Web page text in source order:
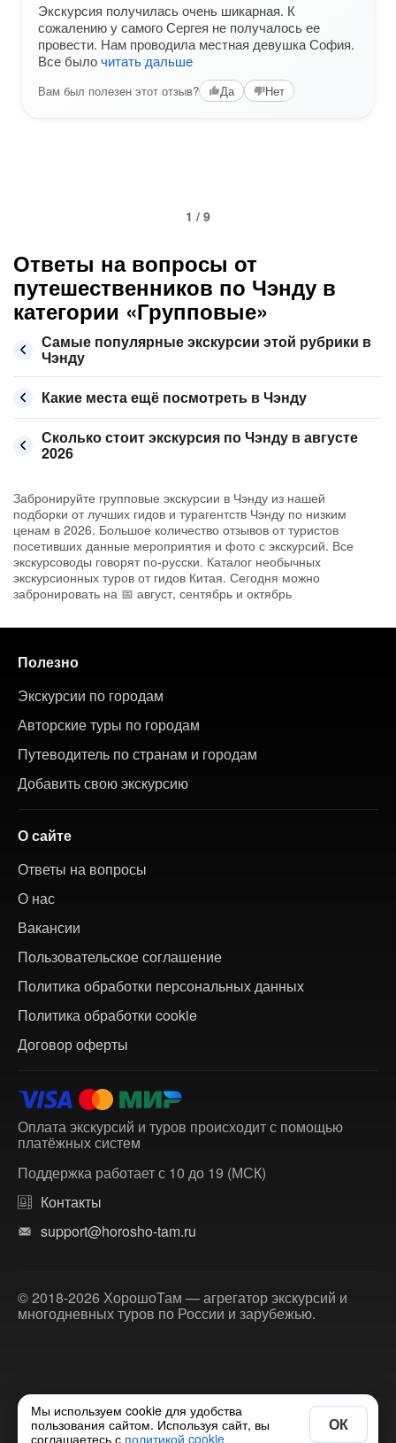
Экскурсия получилась очень шикарная. К
сожалению у самого Сергея не получалось ее
провести. Нам проводила местная девушка София.
Все былочитать дальше
Вам был полезен этот отзыв? Да Нет
1 / 9
Ответы на вопросы от
путешественников по Чэнду в
категории «Групповые»
Самые популярные экскурсии этой рубрики в
Чэнду
Какие места ещё посмотреть в Чэнду
Сколько стоит экскурсия по Чэнду в августе
2026
Забронируйте групповые экскурсии в Чэнду из нашей
подборки от лучших гидов и турагентств Чэнду по низким
ценам в 2026. Большое количество отзывов от туристов
посетивших данные мероприятия и фото с экскурсий. Все
экскурсоводы говорят по-русски. Каталог необычных
экскурсионных туров от гидов Китая. Сегодня можно
забронировать на 📅 август, сентябрь и октябрь
Полезно
Экскурсии по городам
Авторские туры по городам
Путеводитель по странам и городам
Добавить свою экскурсию
О сайте
Ответы на вопросы
О нас
Вакансии
Пользовательское соглашение
Политика обработки персональных данных
Политика обработки cookie
Договор оферты
Оплата экскурсий и туров происходит с помощью
платёжных систем
Поддержка работает с 10 до 19 (МСК)
Контакты
support@horosho-tam.ru
© 2018-2026 ХорошоТам — агрегатор экскурсий и
многодневных туров по России и зарубежью.
Мы используем cookie для удобства
пользования сайтом. Используя сайт, вы
соглашаетесь с политикой cookie
ОК